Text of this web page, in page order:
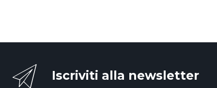
Iscriviti alla newsletter